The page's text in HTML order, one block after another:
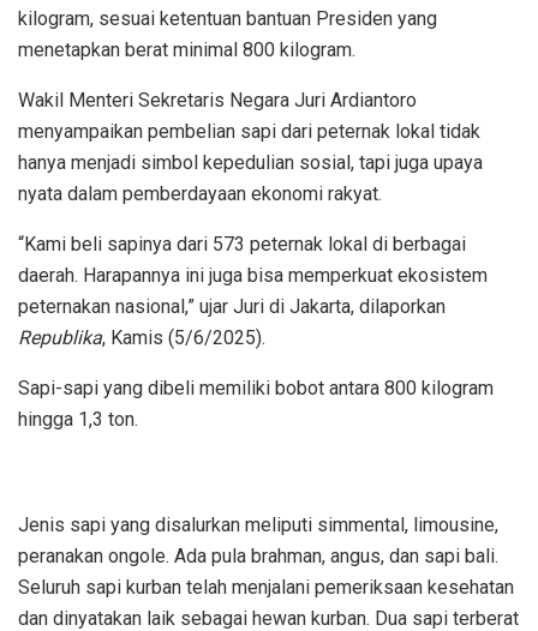
kilogram, sesuai ketentuan bantuan Presiden yang
menetapkan berat minimal 800 kilogram.
Wakil Menteri Sekretaris Negara Juri Ardiantoro
menyampaikan pembelian sapi dari peternak lokal tidak
hanya menjadi simbol kepedulian sosial, tapi juga upaya
nyata dalam pemberdayaan ekonomi rakyat.
“Kami beli sapinya dari 573 peternak lokal di berbagai
daerah. Harapannya ini juga bisa memperkuat ekosistem
peternakan nasional,” ujar Juri di Jakarta, dilaporkan
Republika, Kamis (5/6/2025).
Sapi-sapi yang dibeli memiliki bobot antara 800 kilogram
hingga 1,3 ton.
Jenis sapi yang disalurkan meliputi simmental, limousine,
peranakan ongole. Ada pula brahman, angus, dan sapi bali.
Seluruh sapi kurban telah menjalani pemeriksaan kesehatan
dan dinyatakan laik sebagai hewan kurban. Dua sapi terberat